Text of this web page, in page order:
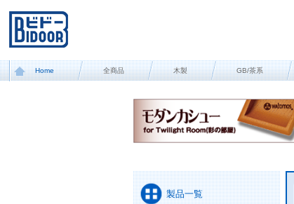
Home 全商品 木製 GB/茶系
製品一覧